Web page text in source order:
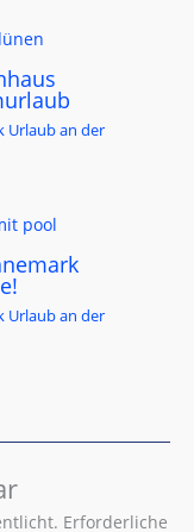
Urlaub an der
Urlaub an der
Erforderliche